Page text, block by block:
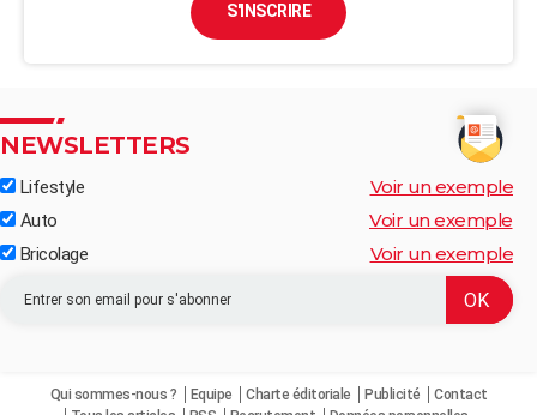
S'INSCRIRE
NEWSLETTERS
Lifestyle Voir un exemple
Auto Voir un exemple
Bricolage Voir un exemple
Qui sommes-nous ? Equipe Charte éditoriale Publicité
Contact